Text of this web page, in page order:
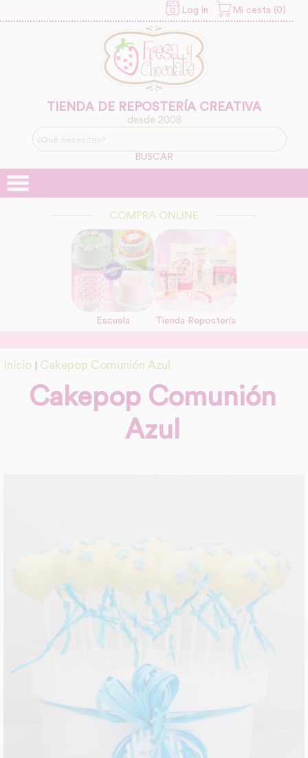
Log in Mi cesta (0)
TIENDA DE REPOSTERÍA CREATIVA
desde 2008
BUSCAR
COMPRA ONLINE
Escuela Tienda Repostería
Inicio Cakepop Comunión Azul
Cakepop Comunión
Azul
INFORMACION SOBRE LA
PROTECCIÓN DE TUS
Legitimación:
Destinatarios:
link